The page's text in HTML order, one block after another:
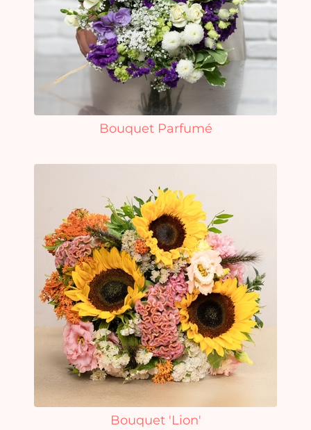
Bouquet Parfumé
Bouquet 'Lion'